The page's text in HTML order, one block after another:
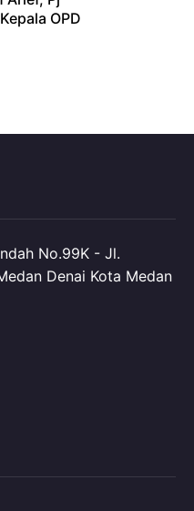
OPD
No.99K - Jl.
Denai Kota Medan